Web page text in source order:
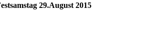
29.August 2015